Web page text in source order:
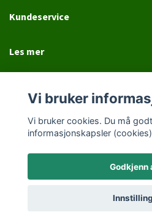
Kundeservice
Les mer
© 2026 Jovial
Vi bruker
Vi bruker cookies. Du må
informasjonskapsler
Godkjenn